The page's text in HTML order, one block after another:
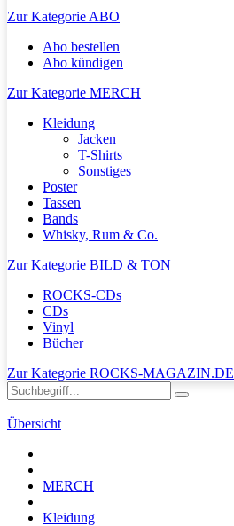
Zur Kategorie ABO
Abo bestellen
Abo kündigen
Zur Kategorie MERCH
Kleidung
Jacken
T-Shirts
Sonstiges
Poster
Tassen
Bands
Whisky, Rum & Co.
Zur Kategorie BILD & TON
ROCKS-CDs
CDs
Vinyl
Bücher
Zur Kategorie ROCKS-MAGAZIN.DE
Übersicht
MERCH
Kleidung